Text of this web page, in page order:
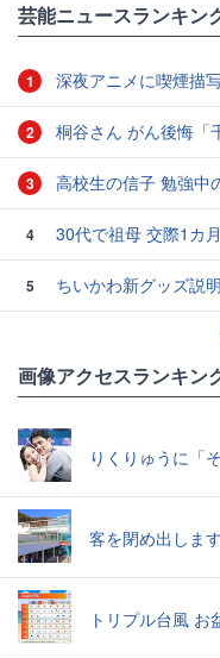
芸能ニュースランキン
1 深夜アニメに喫煙描
2 桐谷さん がん後悔「
3 高校生の信子 勉強中
4 30代で祖母 交際1カ
5
ちいかわ新グッズ説
画像アクセスランキン
りくりゅうに「
客を閉め出しま
トリプル台風 お